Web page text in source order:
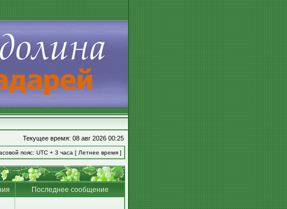
Текущее время: 08 авг 2026 00:25
пояс: UTC + 3 часа [ Летнее время ]
Последнее сообщение